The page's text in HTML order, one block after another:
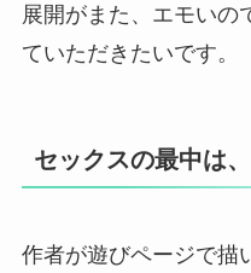
展開がまた、エモいの
ていただきたいです。
セックスの最中は
作者が遊びページで描